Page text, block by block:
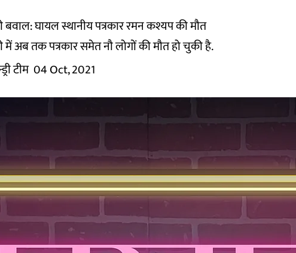
घायल स्थानीय पत्रकार रमन कश्यप की मौत
में अब तक पत्रकार समेत नौ लोगों की मौत हो चुकी है.
टीम 04 Oct, 2021